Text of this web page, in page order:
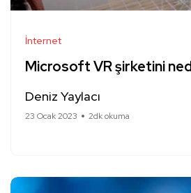
İnternet
Microsoft VR şirketini
Deniz Yaylacı
23 Ocak 2023 2dk okuma